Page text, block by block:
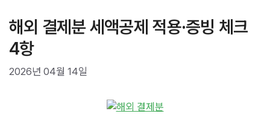
해외 결제분 세액공제 적용·증빙 체크
4항
2026년 04월 14일